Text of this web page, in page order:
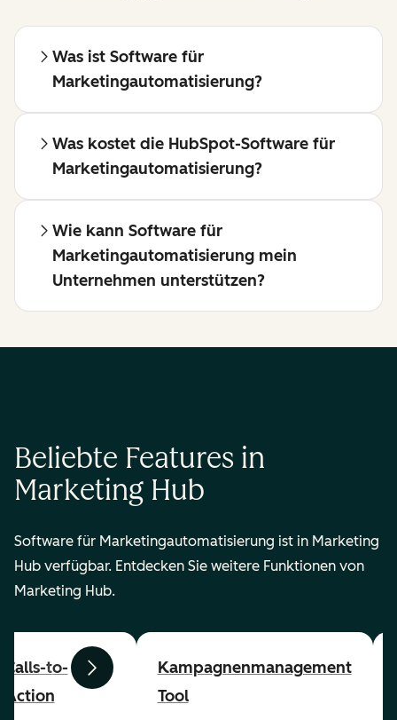
Was ist Software für
Marketingautomatisierung?
Was kostet die HubSpot-Software für
Marketingautomatisierung?
Wie kann Software für
Marketingautomatisierung mein
Unternehmen unterstützen?
Beliebte Features in
Marketing Hub
Software für Marketingautomatisierung ist in Marketing
Hub verfügbar. Entdecken Sie weitere Funktionen von
Marketing Hub.
ZurückWeiter
Calls-to-
Action
Kampagnenmanagement
Tool